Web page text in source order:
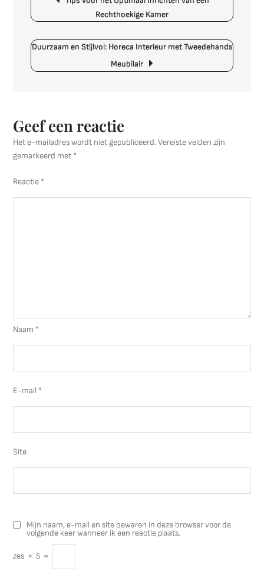
Inrichten
Zithoek
uw
Rechthoekige Kamer
Duurzaam en Stijlvol: Horeca Interieur met Tweedehands
Meubilair
Geef een reactie
Het e-mailadres wordt niet gepubliceerd. Vereiste velden zijn
gemarkeerd met *
Reactie *
Naam *
E-mail *
Site
Mijn naam, e-mail en site bewaren in deze browser voor de
volgende keer wanneer ik een reactie plaats.
zes × 5 =